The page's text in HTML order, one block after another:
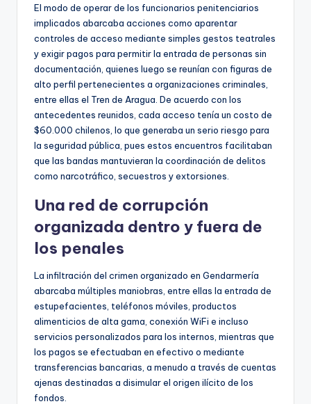
El modo de operar de los funcionarios penitenciarios
implicados abarcaba acciones como aparentar
controles de acceso mediante simples gestos teatrales
y exigir pagos para permitir la entrada de personas sin
documentación, quienes luego se reunían con figuras de
alto perfil pertenecientes a organizaciones criminales,
entre ellas el Tren de Aragua. De acuerdo con los
antecedentes reunidos, cada acceso tenía un costo de
$60.000 chilenos, lo que generaba un serio riesgo para
la seguridad pública, pues estos encuentros facilitaban
que las bandas mantuvieran la coordinación de delitos
como narcotráfico, secuestros y extorsiones.
Una red de corrupción
organizada dentro y fuera de
los penales
La infiltración del crimen organizado en Gendarmería
abarcaba múltiples maniobras, entre ellas la entrada de
estupefacientes, teléfonos móviles, productos
alimenticios de alta gama, conexión WiFi e incluso
servicios personalizados para los internos, mientras que
los pagos se efectuaban en efectivo o mediante
transferencias bancarias, a menudo a través de cuentas
ajenas destinadas a disimular el origen ilícito de los
fondos.